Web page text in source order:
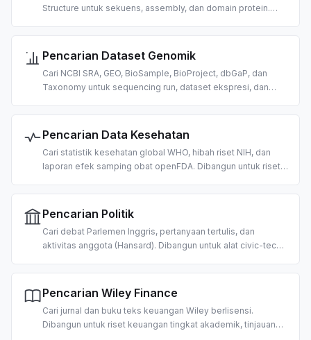
Structure untuk sekuens, assembly, dan domain protein.
Pencarian Dataset Genomik
Cari NCBI SRA, GEO, BioSample, BioProject, dbGaP, dan
Taxonomy untuk sequencing run, dataset ekspresi, dan
berbasis AI.
Pencarian Data Kesehatan
Cari statistik kesehatan global WHO, hibah riset NIH, dan
laporan efek samping obat openFDA. Dibangun untuk riset
farmakovigilans berbasis AI.
Pencarian Politik
Cari debat Parlemen Inggris, pertanyaan tertulis, dan
aktivitas anggota (Hansard). Dibangun untuk alat civic-tech,
Pencarian Wiley Finance
Cari jurnal dan buku teks keuangan Wiley berlisensi.
Dibangun untuk riset keuangan tingkat akademik, tinjauan